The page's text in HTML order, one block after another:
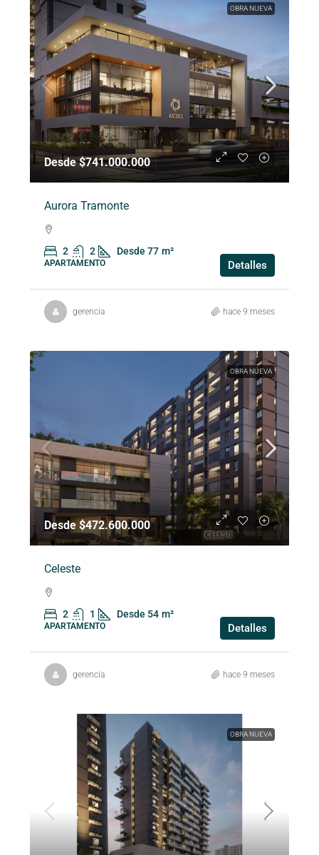
OBRA NUEVA
Desde $741.000.000
Aurora Tramonte
2 2 Desde 77 m²
APARTAMENTO Detalles
gerencia hace 9 meses
OBRA NUEVA
Desde $472.600.000
Celeste
2 1 Desde 54 m²
APARTAMENTO Detalles
gerencia hace 9 meses
OBRA NUEVA